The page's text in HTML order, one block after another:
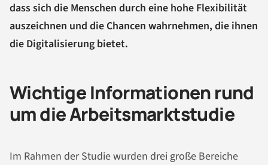
dass sich die Menschen durch eine hohe Flexibilität
auszeichnen und die Chancen wahrnehmen, die ihnen
die Digitalisierung bietet.
Wichtige Informationen rund
um die Arbeitsmarktstudie
Im Rahmen der Studie wurden drei große Bereiche